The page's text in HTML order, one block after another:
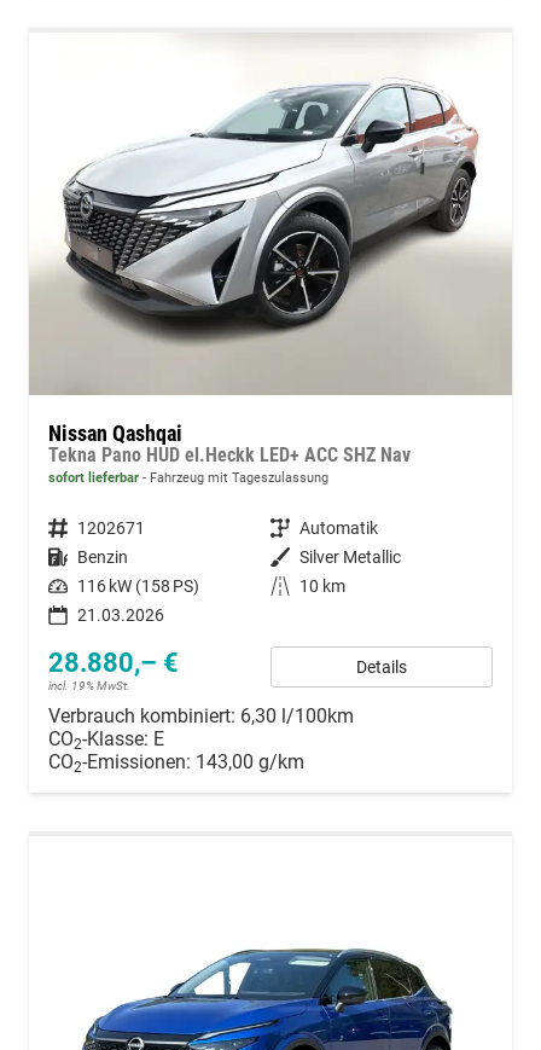
Nissan Qashqai
Tekna Pano HUD el.Heckk LED+ ACC SHZ Nav
sofort lieferbar Fahrzeug mit Tageszulassung
Fahrzeugnummer 1202671 Getriebe Automatik
Kraftstoff Benzin Außenfarbe Silver Metallic
Leistung 116 kW (158 PS) Kilometerstand
10 km
21.03.2026
28.880,– €
incl. 19% MwSt.
Details
Verbrauch kombiniert: 6,30 l/100km
CO2-Klasse: E
CO2-Emissionen: 143,00 g/km